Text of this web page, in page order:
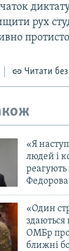
рух
Читати без
«Я
людей і
Федорова
«Один
здаються
ОМБр про
ближні